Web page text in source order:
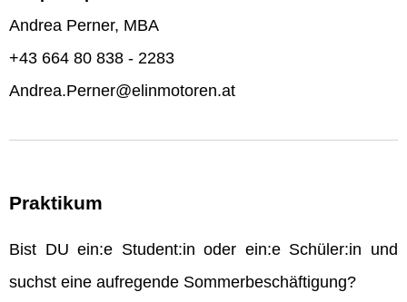
Andrea Perner, MBA
+43 664 80 838 - 2283
Andrea.Perner@elinmotoren.at
Praktikum
Bist DU ein:e Student:in oder ein:e Schüler:in und
suchst eine aufregende Sommerbeschäftigung?